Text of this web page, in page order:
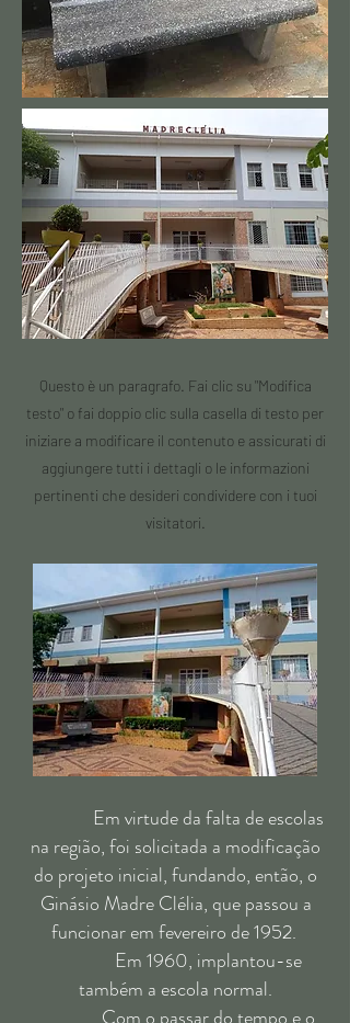
Questo è un paragrafo. Fai clic su "Modifica
testo" o fai doppio clic sulla casella di testo per
iniziare a modificare il contenuto e assicurati di
aggiungere tutti i dettagli o le informazioni
pertinenti che desideri condividere con i tuoi
visitatori.
Em virtude da falta de escolas
na região, foi solicitada a modificação
do projeto inicial, fundando, então, o
Ginásio Madre Clélia, que passou a
funcionar em fevereiro de 1952.
Em 1960, implantou-se
também a escola normal.